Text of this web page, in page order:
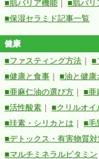
■肌バリア機能
■肌バリ
■保湿セラミド記事一覧
健康
■ファスティング方法
■
■健康と食事
■油と健康
■亜麻仁油の選び方
■亜
■活性酸素
■クリルオイ
■珪素・シリカとは
■毛
■デトックス・有害物質対
■マルチミネラルビタミン